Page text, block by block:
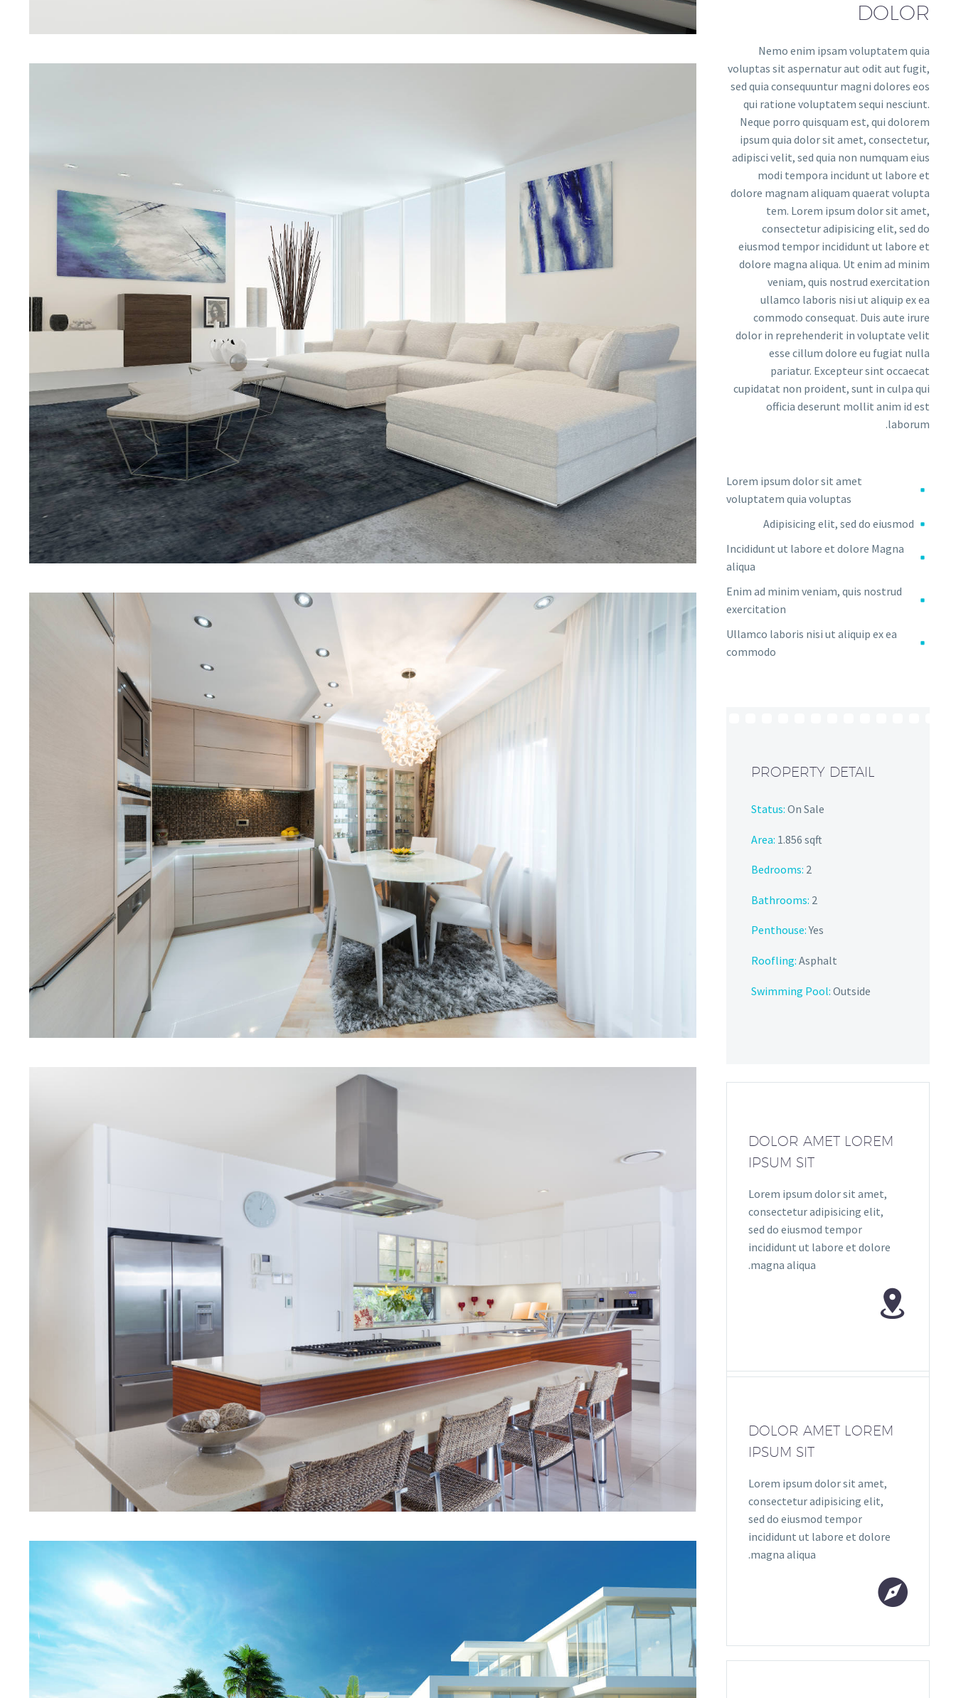
DOLOR
Nemo enim ipsam voluptatem quia
voluptas sit aspernatur aut odit aut fugit,
sed quia consequuntur magni dolores eos
qui ratione voluptatem sequi nesciunt.
Neque porro quisquam est, qui dolorem
ipsum quia dolor sit amet, consectetur,
adipisci velit, sed quia non numquam eius
modi tempora incidunt ut labore et
dolore magnam aliquam quaerat volupta
tem. Lorem ipsum dolor sit amet,
consectetur adipisicing elit, sed do
eiusmod tempor incididunt ut labore et
dolore magna aliqua. Ut enim ad minim
veniam, quis nostrud exercitation
ullamco laboris nisi ut aliquip ex ea
commodo consequat. Duis aute irure
dolor in reprehenderit in voluptate velit
esse cillum dolore eu fugiat nulla
pariatur. Excepteur sint occaecat
cupidatat non proident, sunt in culpa qui
officia deserunt mollit anim id est
laborum.
Lorem ipsum dolor sit amet
voluptatem quia voluptas
Adipisicing elit, sed do eiusmod
Incididunt ut labore et dolore Magna
aliqua
Enim ad minim veniam, quis nostrud
exercitation
Ullamco laboris nisi ut aliquip ex ea
commodo
PROPERTY DETAIL
Status: On Sale
Area: 1.856 sqft
Bedrooms: 2
Bathrooms: 2
Penthouse:Yes
Roofling: Asphalt
Swimming Pool: Outside
DOLOR AMET LOREM
IPSUM SIT
Lorem ipsum dolor sit amet,
consectetur adipisicing elit,
sed do eiusmod tempor
incididunt ut labore et dolore
magna aliqua.
DOLOR AMET LOREM
IPSUM SIT
Lorem ipsum dolor sit amet,
consectetur adipisicing elit,
sed do eiusmod tempor
incididunt ut labore et dolore
magna aliqua.